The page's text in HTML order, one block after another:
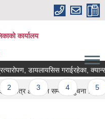
कार्यालय
डायलायसिस गराईरहेका, क्यान्सर
3 4 5
aआब्हान सम्बन्धी सुचना !